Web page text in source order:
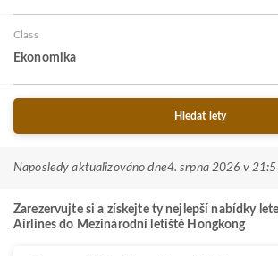
Class
Ekonomika
Hledat lety
Naposledy aktualizováno dne4. srpna 2026 v
Zarezervujte si a získejte ty nejlepší nabídky
Airlines do Mezinárodní letiště Hongkong